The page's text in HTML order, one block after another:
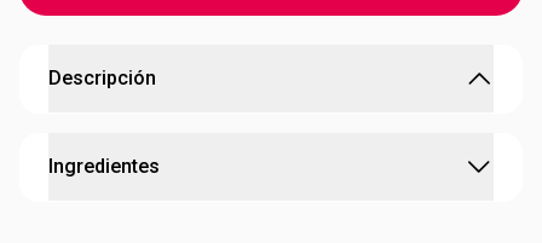
Descripción
¿Cuáles son los colores de los labiales?
Ingredientes